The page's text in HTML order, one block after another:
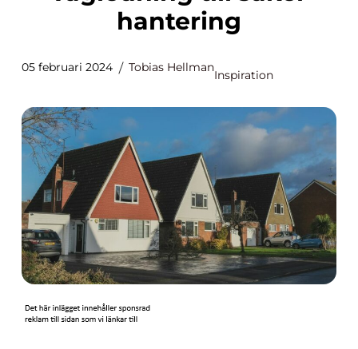
hantering
05 februari 2024 Tobias Hellman
Inspiration